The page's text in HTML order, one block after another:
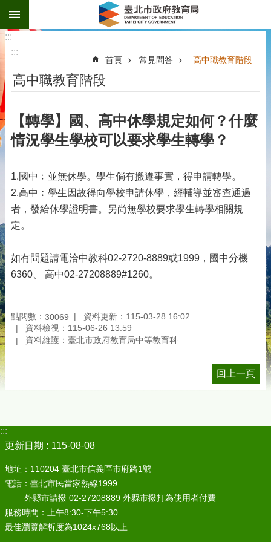
跳到主要內容區塊
:::
:::
首頁 常見問答 高中職教育階段
高中職教育階段
【轉學】國、高中休學規定如何？什麼
情況學生學校可以要求學生轉學？
1.國中﹕並無休學。學生倘有搬遷事實，得申請轉學。
2.高中︰學生因故得向學校申請休學，經輔導並審查通過
者，發給休學證明書。另尚無學校要求學生轉學相關規
定。
如有問題請電洽中教科02-2720-8889或1999，國中分機
6360、 高中02-27208889#1260。
點閱數： 30069
資料更新：115-03-28 16:02
資料檢視：115-06-26 13:59
資料維護：臺北市政府教育局中等教育科
回上一頁
:::
更新日期
115-08-08
地址：110204 臺北市信義區市府路1號
電話：臺北市民當家熱線1999
外縣市請撥 02-27208889 外縣市撥打為使用者付費
服務時間：上午8:30-下午5:30
最佳瀏覽解析度為1024x768以上